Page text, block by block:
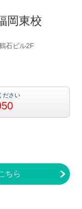
岡東校
石ビル2F
ださい
ちら